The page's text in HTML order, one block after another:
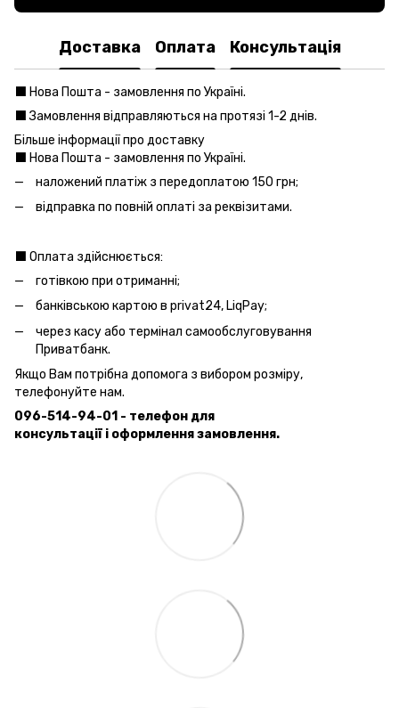
Доставка Оплата Консультація
⬛️ Нова Пошта - замовлення по Україні.
⬛️ Замовлення відправляються на протязі 1-2 днів.
Більше інформації про доставку
⬛️ Нова Пошта - замовлення по Україні.
наложений платіж з передоплатою 150 грн;
відправка по повній оплаті за реквізитами.
⬛️ Оплата здійснюється:
готівкою при отриманні;
банківською картою в privat24, LiqPay;
через касу або термінал самообслуговування
Приватбанк.
Якщо Вам потрібна допомога з вибором розміру,
телефонуйте нам.
096-514-94-01 - телефон для
консультації і оформлення замовлення.